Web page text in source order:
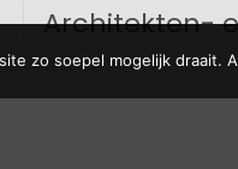
Architekten-
zo soepel mogelijk